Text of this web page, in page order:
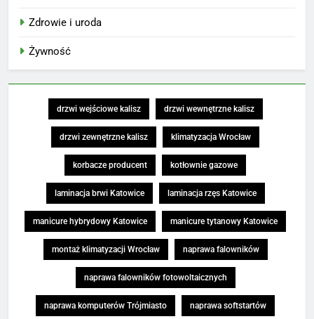
Zdrowie i uroda
Żywność
drzwi wejściowe kalisz drzwi wewnętrzne kalisz
drzwi zewnętrzne kalisz klimatyzacja Wrocław
korbacze producent kotłownie gazowe
laminacja brwi Katowice laminacja rzęs Katowice
manicure hybrydowy Katowice manicure tytanowy Katowice
montaż klimatyzacji Wrocław naprawa falowników
naprawa falowników fotowoltaicznych
naprawa komputerów Trójmiasto naprawa softstartów